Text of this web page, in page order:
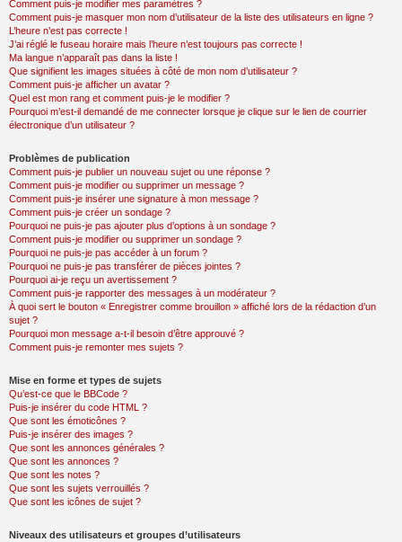
Comment puis-je modifier mes paramètres ?
Comment puis-je masquer mon nom d’utilisateur de la liste des utilisateurs en ligne ?
L’heure n’est pas correcte !
J’ai réglé le fuseau horaire mais l’heure n’est toujours pas correcte !
Ma langue n’apparaît pas dans la liste !
Que signifient les images situées à côté de mon nom d’utilisateur ?
Comment puis-je afficher un avatar ?
Quel est mon rang et comment puis-je le modifier ?
Pourquoi m’est-il demandé de me connecter lorsque je clique sur le lien de courrier
électronique d’un utilisateur ?
Problèmes de publication
Comment puis-je publier un nouveau sujet ou une réponse ?
Comment puis-je modifier ou supprimer un message ?
Comment puis-je insérer une signature à mon message ?
Comment puis-je créer un sondage ?
Pourquoi ne puis-je pas ajouter plus d’options à un sondage ?
Comment puis-je modifier ou supprimer un sondage ?
Pourquoi ne puis-je pas accéder à un forum ?
Pourquoi ne puis-je pas transférer de pièces jointes ?
Pourquoi ai-je reçu un avertissement ?
Comment puis-je rapporter des messages à un modérateur ?
À quoi sert le bouton « Enregistrer comme brouillon » affiché lors de la rédaction d’un
sujet ?
Pourquoi mon message a-t-il besoin d’être approuvé ?
Comment puis-je remonter mes sujets ?
Mise en forme et types de sujets
Qu’est-ce que le BBCode ?
Puis-je insérer du code HTML ?
Que sont les émoticônes ?
Puis-je insérer des images ?
Que sont les annonces générales ?
Que sont les annonces ?
Que sont les notes ?
Que sont les sujets verrouillés ?
Que sont les icônes de sujet ?
Niveaux des utilisateurs et groupes d’utilisateurs